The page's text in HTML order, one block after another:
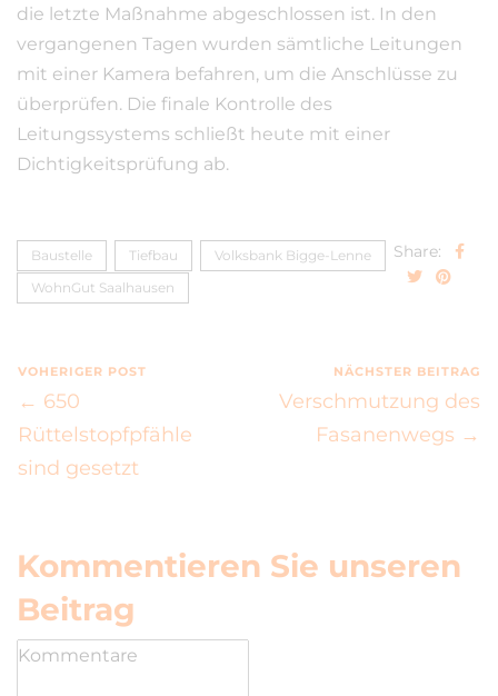
die letzte Maßnahme abgeschlossen ist. In den
vergangenen Tagen wurden sämtliche Leitungen
mit einer Kamera befahren, um die Anschlüsse zu
überprüfen. Die finale Kontrolle des
Leitungssystems schließt heute mit einer
Dichtigkeitsprüfung ab.
Baustelle Tiefbau
Volksbank Bigge-Lenne
WohnGut Saalhausen
Share:
VOHERIGER POST
← 650
Rüttelstopfpfähle
sind gesetzt
NÄCHSTER BEITRAG
Verschmutzung des
Fasanenwegs →
Kommentieren Sie unseren
Beitrag